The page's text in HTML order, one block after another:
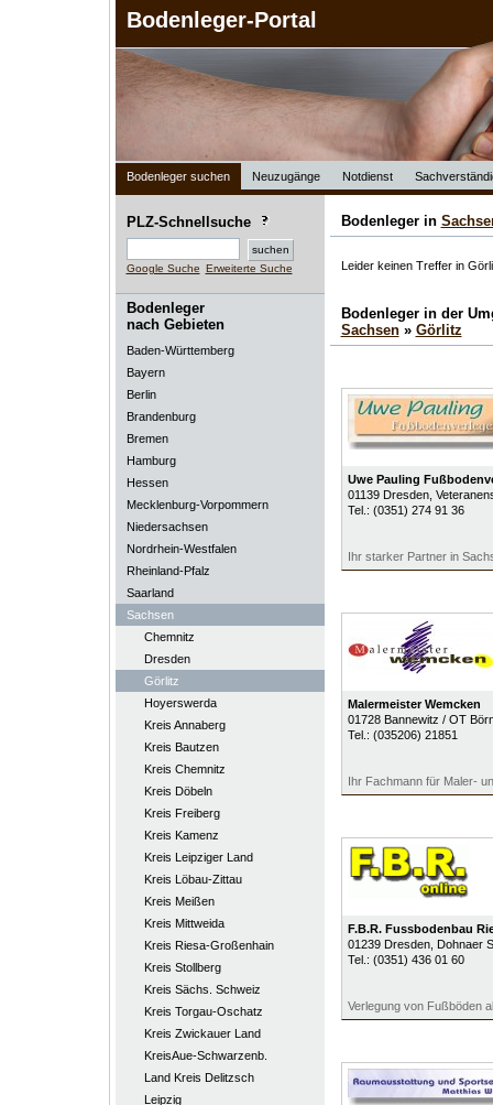
Bodenleger-Portal
Bodenleger suchen Neuzugänge Notdienst
PLZ-Schnellsuche
Google Suche Erweiterte Suche
Bodenleger
nach Gebieten
Baden-Württemberg
Bayern
Berlin
Brandenburg
Bremen
Hamburg
Hessen
Mecklenburg-Vorpommern
Niedersachsen
Nordrhein-Westfalen
Rheinland-Pfalz
Saarland
Sachsen
Chemnitz
Dresden
Görlitz
Hoyerswerda
Kreis Annaberg
Kreis Bautzen
Kreis Chemnitz
Kreis Döbeln
Kreis Freiberg
Kreis Kamenz
Kreis Leipziger Land
Kreis Löbau-Zittau
Kreis Meißen
Kreis Mittweida
Kreis Riesa-Großenhain
Kreis Stollberg
Kreis Sächs. Schweiz
Kreis Torgau-Oschatz
Kreis Zwickauer Land
KreisAue-Schwarzenb.
Land Kreis Delitzsch
Leipzig
Bodenleger in
Leider keinen Treffer in
Bodenleger in der
Sachsen» Görlitz
Uwe Pauling
01139 Dresden,
Tel.: (0351) 274 91 36
Ihr starker Partner in
Malermeister Wemcken
01728 Bannewitz / OT
Tel.: (035206) 21851
Ihr Fachmann für Maler-
F.B.R. Fussbodenbau
01239 Dresden, Dohnaer
Tel.: (0351) 436 01 60
Verlegung von Fußböden